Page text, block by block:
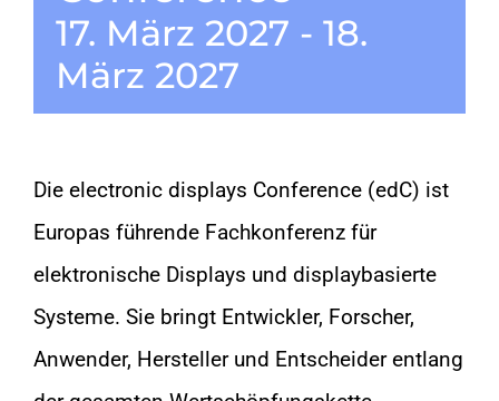
KONTAKT
17. März 2027 - 18.
März 2027
Die electronic displays Conference (edC) ist
Europas führende Fachkonferenz für
elektronische Displays und displaybasierte
Systeme. Sie bringt Entwickler, Forscher,
Anwender, Hersteller und Entscheider entlang